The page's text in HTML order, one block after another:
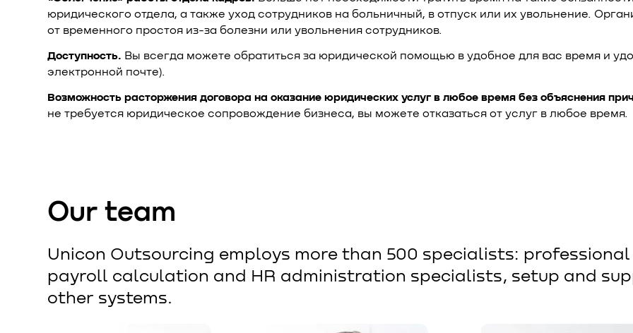
юридического отдела, а также уход сотрудников на больничный, в отпуск или их увольнение.
от временного простоя из-за болезни или увольнения сотрудников.
Доступность. Вы всегда можете обратиться за юридической помощью в удобное для вас время и
электронной почте).
Возможность расторжения договора на оказание юридических услуг в любое время без объяснения
не требуется юридическое сопровождение бизнеса, вы можете отказаться от услуг в любое время.
Our team
Unicon Outsourcing employs more than 500 specialists:
payroll calculation and HR administration specialists, setup and
other systems.